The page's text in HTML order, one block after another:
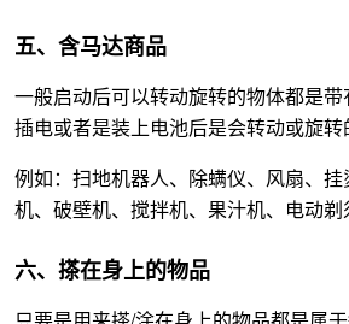
五、含马达商品
一般启动后可以转动旋转的物体都是
插电或者是装上电池后是会转动或旋
例如：扫地机器人、除螨仪、风扇、
机、破壁机、搅拌机、果汁机、电动
六、搽在身上的物品